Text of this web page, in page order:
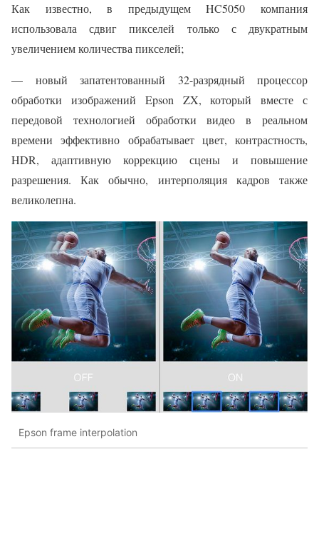
Как известно, в предыдущем HC5050 компания
использовала сдвиг пикселей только с двукратным
увеличением количества пикселей;
— новый запатентованный 32-разрядный процессор
обработки изображений Epson ZX, который вместе с
передовой технологией обработки видео в реальном
времени эффективно обрабатывает цвет, контрастность,
HDR, адаптивную коррекцию сцены и повышение
разрешения. Как обычно, интерполяция кадров также
великолепна.
Epson frame interpolation